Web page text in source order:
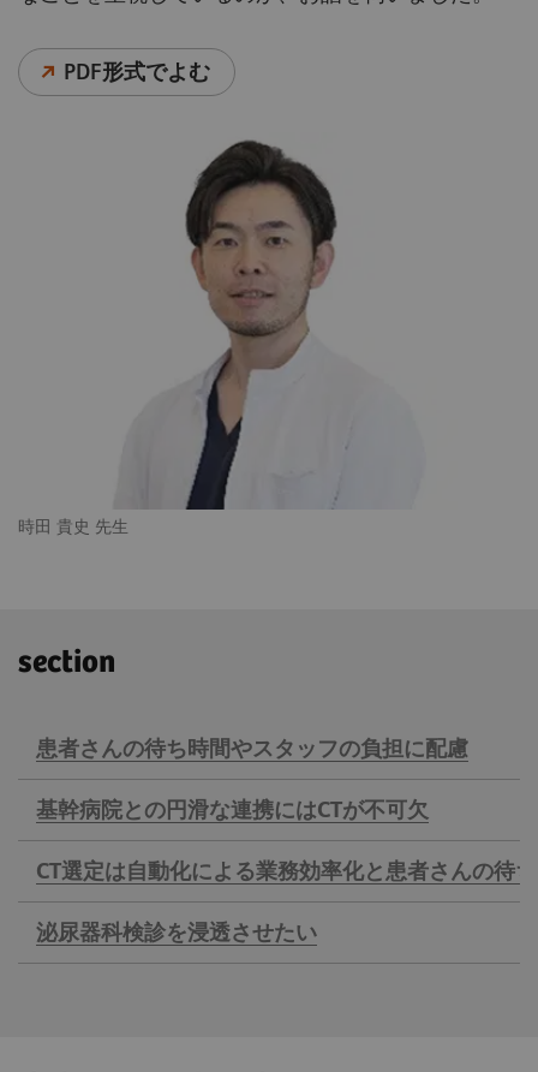
時田 貴史 先生
PDF形式でよむ
section
患者さんの待ち時間やスタッフの負担に配慮
基幹病院との円滑な連携にはCTが不可欠
CT選定は自動化による業務効率化と患者さんの待
泌尿器科検診を浸透させたい